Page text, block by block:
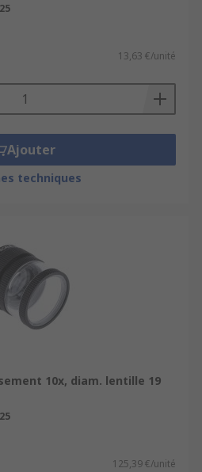
13,63 €/unité
Ajouter
techniques
10x, diam. lentille 19
125,39 €/unité